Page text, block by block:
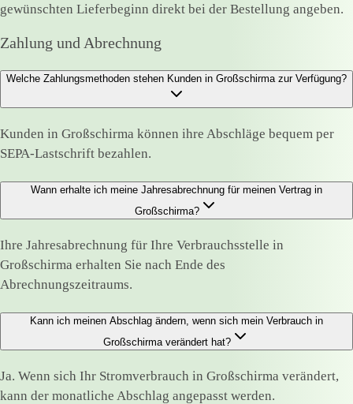
gewünschten Lieferbeginn direkt bei der Bestellung angeben.
Zahlung und Abrechnung
Welche Zahlungsmethoden stehen Kunden in Großschirma zur Verfügung?
Kunden in Großschirma können ihre Abschläge bequem per
SEPA-Lastschrift bezahlen.
Wann erhalte ich meine Jahresabrechnung für meinen Vertrag in
Großschirma?
Ihre Jahresabrechnung für Ihre Verbrauchsstelle in
Großschirma erhalten Sie nach Ende des
Abrechnungszeitraums.
Kann ich meinen Abschlag ändern, wenn sich mein Verbrauch in
Großschirma verändert hat?
Ja. Wenn sich Ihr Stromverbrauch in Großschirma verändert,
kann der monatliche Abschlag angepasst werden.